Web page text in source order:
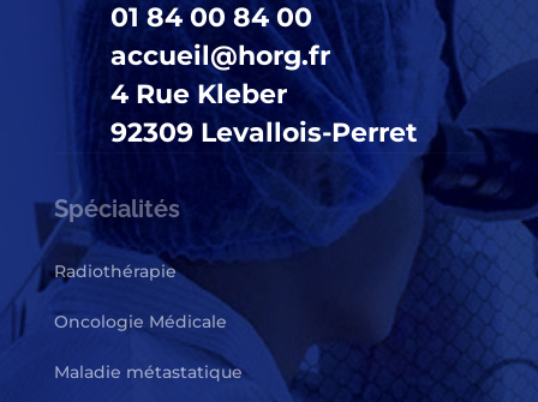
01 84 00 84 00
accueil@horg.fr
4 Rue Kleber
92309 Levallois-Perret
Spécialités
Radiothérapie
Oncologie Médicale
Maladie métastatique